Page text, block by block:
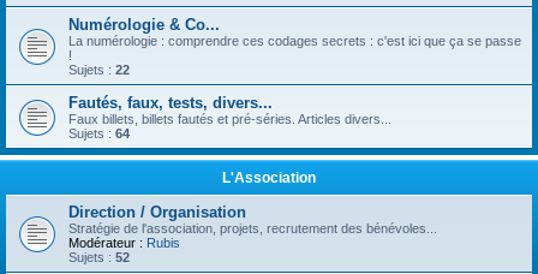
Numérologie & Co...
La numérologie : comprendre ces codages secrets : c'est ici que ça se passe
!
Sujets : 22
Fautés, faux, tests, divers...
Faux billets, billets fautés et pré-séries. Articles divers...
Sujets : 64
L'Association
Direction / Organisation
Stratégie de l'association, projets, recrutement des bénévoles...
Modérateur : Rubis
Sujets : 52